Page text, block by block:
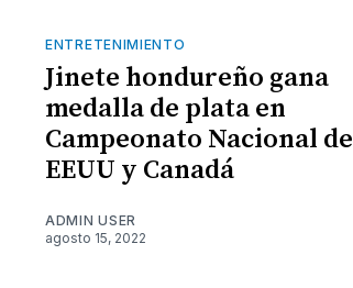
ENTRETENIMIENTO
Jinete hondureño gana
medalla de plata en
Campeonato Nacional de
EEUU y Canadá
ADMIN USER
agosto 15, 2022